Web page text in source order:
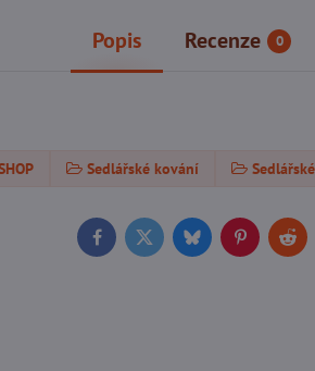
Popis Recenze 0
Sedlářské kování
FacebookTwitterBlueskyPinterest